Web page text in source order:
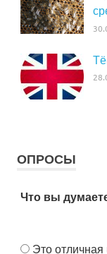
ОПРОСЫ
Что вы
Это отличная